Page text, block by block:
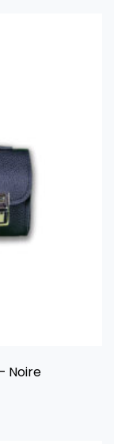
Noire